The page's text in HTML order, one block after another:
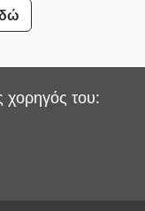
χορηγός του: